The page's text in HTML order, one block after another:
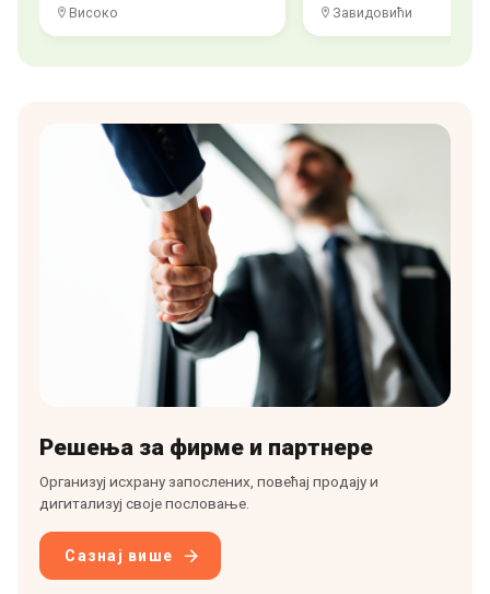
Високо Завидовићи
Решења за фирме и партнере
Организуј исхрану запослених, повећај продају и
дигитализуј своје пословање.
Сазнај више